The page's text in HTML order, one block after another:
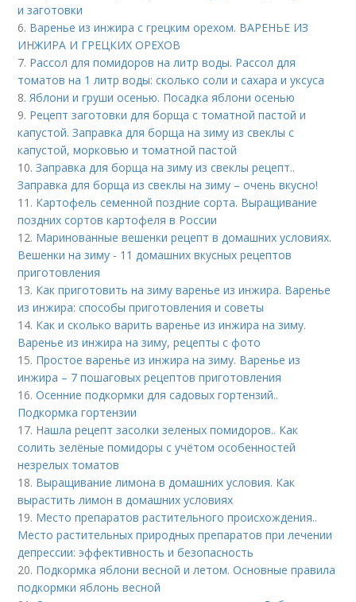
и заготовки
6. Варенье из инжира с грецким орехом. ВАРЕНЬЕ ИЗ
ИНЖИРА И ГРЕЦКИХ ОРЕХОВ
7. Рассол для помидоров на литр воды. Рассол для
томатов на 1 литр воды: сколько соли и сахара и уксуса
8.Яблони и груши осенью. Посадка яблони осенью
9. Рецепт заготовки для борща с томатной пастой и
капустой. Заправка для борща на зиму из свеклы с
капустой, морковью и томатной пастой
10.Заправка для борща на зиму из свеклы рецепт..
Заправка для борща из свеклы на зиму – очень вкусно!
11. Картофель семенной поздние сорта. Выращивание
поздних сортов картофеля в России
12. Маринованные вешенки рецепт в домашних условиях.
Вешенки на зиму - 11 домашних вкусных рецептов
приготовления
13. Как приготовить на зиму варенье из инжира. Варенье
из инжира: способы приготовления и советы
14. Как и сколько варить варенье из инжира на зиму.
Варенье из инжира на зиму, рецепты с фото
15. Простое варенье из инжира на зиму. Варенье из
инжира – 7 пошаговых рецептов приготовления
16.Осенние подкормки для садовых гортензий..
Подкормка гортензии
17. Нашла рецепт засолки зеленых помидоров.. Как
солить зелёные помидоры с учётом особенностей
незрелых томатов
18. Выращивание лимона в домашних условия. Как
вырастить лимон в домашних условиях
19. Место препаратов растительного происхождения..
Место растительных природных препаратов при лечении
депрессии: эффективность и безопасность
20. Подкормка яблони весной и летом. Основные правила
подкормки яблонь весной